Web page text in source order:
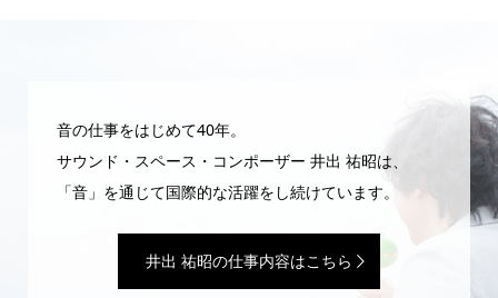
音の仕事をはじめて40年。
サウンド・スペース・コンポーザー 井出 祐昭は、
「音」を通じて国際的な活躍をし続けています。
井出 祐昭の仕事内容はこちら